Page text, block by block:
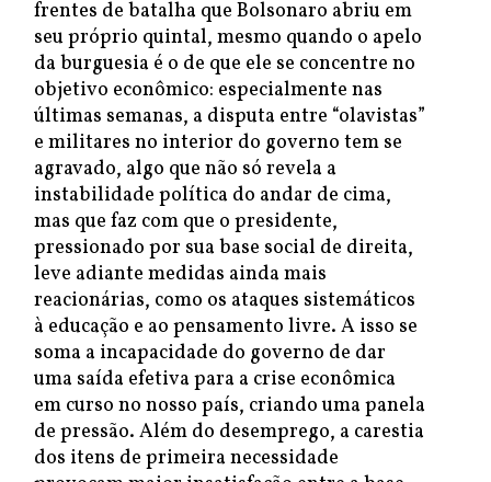
frentes de batalha que Bolsonaro abriu em
seu próprio quintal, mesmo quando o apelo
da burguesia é o de que ele se concentre no
objetivo econômico: especialmente nas
últimas semanas, a disputa entre “olavistas”
e militares no interior do governo tem se
agravado, algo que não só revela a
instabilidade política do andar de cima,
mas que faz com que o presidente,
pressionado por sua base social de direita,
leve adiante medidas ainda mais
reacionárias, como os ataques sistemáticos
à educação e ao pensamento livre. A isso se
soma a incapacidade do governo de dar
uma saída efetiva para a crise econômica
em curso no nosso país, criando uma panela
de pressão. Além do desemprego, a carestia
dos itens de primeira necessidade